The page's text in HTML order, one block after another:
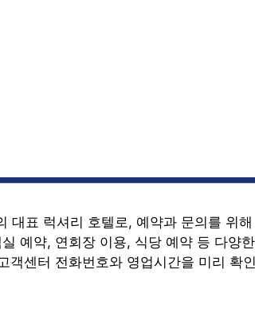
대표 럭셔리 호텔로, 예약과 문의를 위
예약, 연회장 이용, 식당 예약 등 다양
객센터 전화번호와 영업시간을 미리 확